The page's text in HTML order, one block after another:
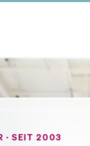
· SEIT 2003